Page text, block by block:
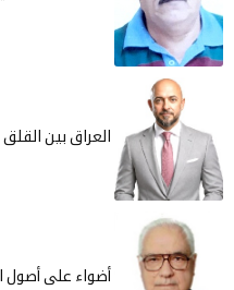
العراق بين القلق المزمن
أضواء على أصول الدراسات